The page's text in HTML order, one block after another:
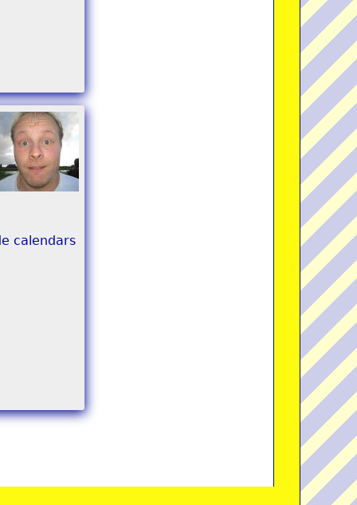
calendars